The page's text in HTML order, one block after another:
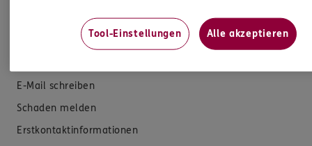
Hilfe & Services
E-Mail schreiben
Schaden melden
Erstkontaktinformationen
Tool-Einstellungen Alle akzeptieren